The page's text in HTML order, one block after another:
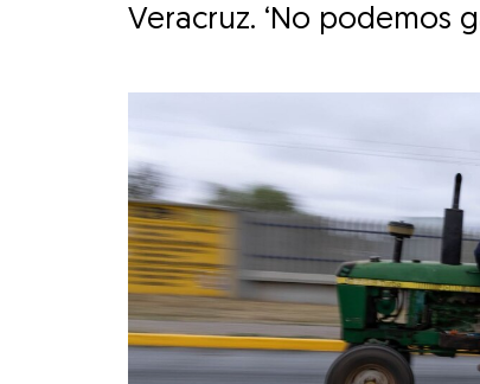
Veracruz. ‘No podemos